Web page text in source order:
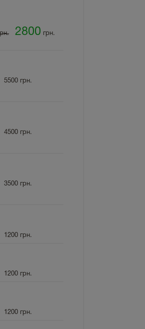
2800 грн.
5500 грн.
4500 грн.
3500 грн.
1200 грн.
1200 грн.
1200 грн.